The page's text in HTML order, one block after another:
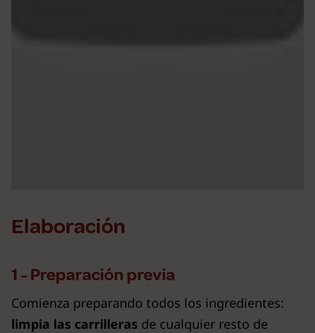
Elaboración
1 - Preparación previa
Comienza preparando todos los ingredientes:
limpia las carrilleras de cualquier resto de